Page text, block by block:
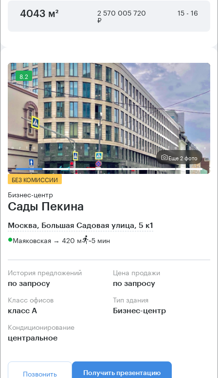
4043 м² 2 570 005 720
₽
15 - 16
8.2
Еще 2 фото
БЕЗ КОМИССИИ
Бизнес-центр
Сады Пекина
Москва, Большая Садовая улица, 5 к1
Маяковская → 420 м ~5 мин
История предложений
по запросу
Цена продажи
по запросу
Класс офисов
класс А
Тип здания
Бизнес-центр
Кондиционирование
центральное
Позвонить Получить презентацию